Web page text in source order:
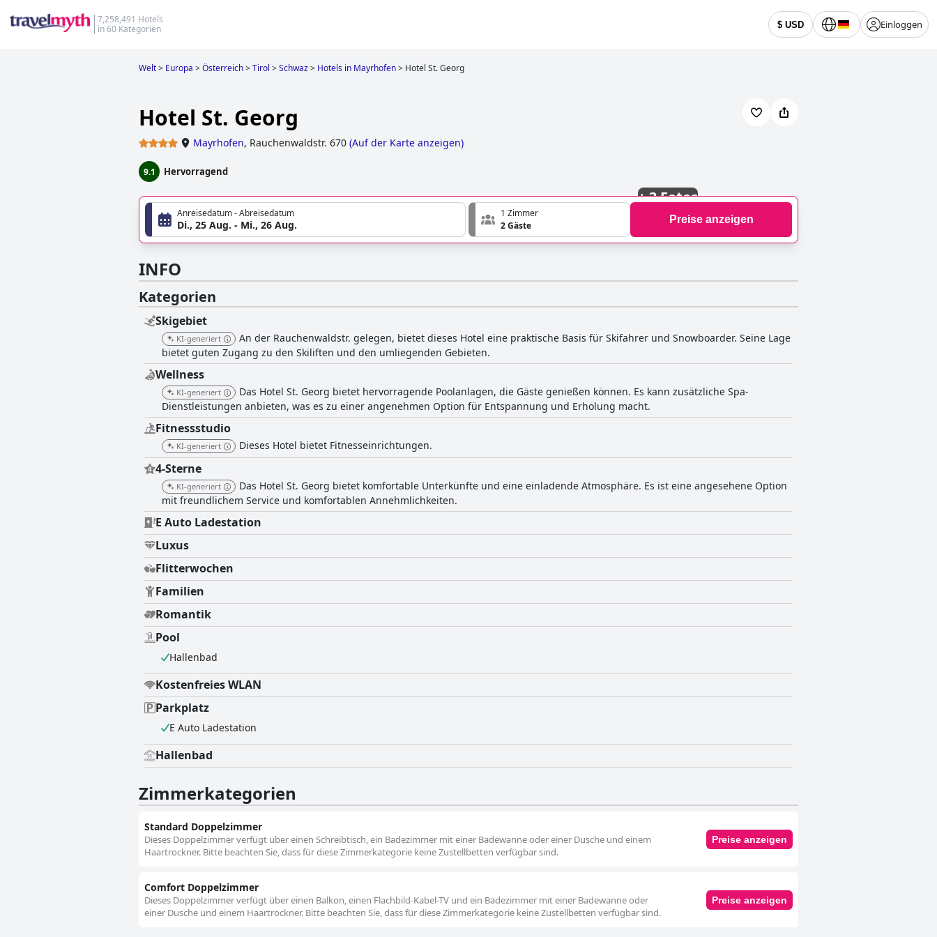
7,258,491 Hotels
in 60 Kategorien
$ USD Einloggen
Welt> Europa >Österreich>Tirol >Schwaz> Hotels in Mayrhofen> Hotel St. Georg
Hotel St. Georg
Mayrhofen, Rauchenwaldstr. 670 (Auf der Karte anzeigen)
9.1 Hervorragend
+3 Fotos
Anreisedatum - Abreisedatum
Di., 25 Aug. - Mi., 26 Aug.
1 Zimmer
2 Gäste
Preise anzeigen
INFO
Kategorien
Skigebiet
KI-generiert
An der Rauchenwaldstr. gelegen, bietet dieses Hotel eine praktische Basis für Skifahrer und Snowboarder. Seine Lage
bietet guten Zugang zu den Skiliften und den umliegenden Gebieten.
Wellness
KI-generiert
Das Hotel St. Georg bietet hervorragende Poolanlagen, die Gäste genießen können. Es kann zusätzliche Spa-
Dienstleistungen anbieten, was es zu einer angenehmen Option für Entspannung und Erholung macht.
Fitnessstudio
KI-generiert Dieses Hotel bietet Fitnesseinrichtungen.
4-Sterne
KI-generiert
Das Hotel St. Georg bietet komfortable Unterkünfte und eine einladende Atmosphäre. Es ist eine angesehene Option
mit freundlichem Service und komfortablen Annehmlichkeiten.
E Auto Ladestation
Luxus
Flitterwochen
Familien
Romantik
Pool
Hallenbad
Kostenfreies WLAN
Parkplatz
E Auto Ladestation
Hallenbad
Zimmerkategorien
Standard Doppelzimmer
Dieses Doppelzimmer verfügt über einen Schreibtisch, ein Badezimmer mit einer Badewanne oder einer Dusche und einem
Haartrockner. Bitte beachten Sie, dass für diese Zimmerkategorie keine Zustellbetten verfügbar sind.
Preise anzeigen
Comfort Doppelzimmer
Dieses Doppelzimmer verfügt über einen Balkon, einen Flachbild-Kabel-TV und ein Badezimmer mit einer Badewanne oder
einer Dusche und einem Haartrockner. Bitte beachten Sie, dass für diese Zimmerkategorie keine Zustellbetten verfügbar sind.
Preise anzeigen